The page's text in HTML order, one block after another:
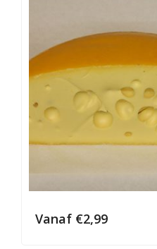
Vanaf €2,99